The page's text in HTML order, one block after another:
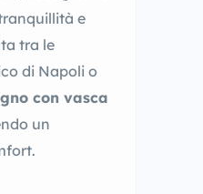
e
tra le
di Napoli o
con vasca
un